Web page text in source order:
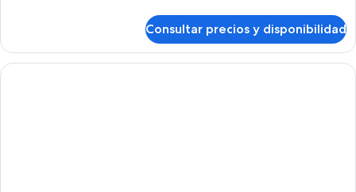
superior
Consultar precios y disponibilidad